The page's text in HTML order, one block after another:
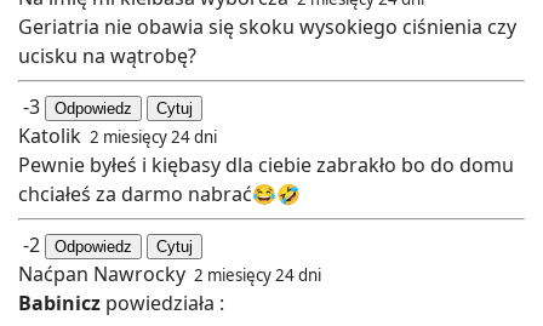
Geriatria nie obawia się skoku wysokiego ciśnienia czy
ucisku na wątrobę?
-3
Odpowiedz Cytuj
Katolik 2 miesięcy 24 dni
Pewnie byłeś i kiębasy dla ciebie zabrakło bo do domu
chciałeś za darmo nabrać😂🤣
-2
Odpowiedz Cytuj
Naćpan Nawrocky 2 miesięcy 24 dni
Babinicz powiedziała :